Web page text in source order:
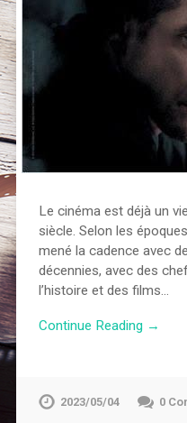
Le cinéma est déjà un
siècle. Selon les
mené la cadence avec
décennies, avec des
l’histoire et des films…
Continue Reading →
2023/05/04 0